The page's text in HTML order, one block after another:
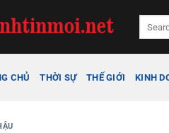
CHỦ THỜI SỰ THẾ GIỚI KINH